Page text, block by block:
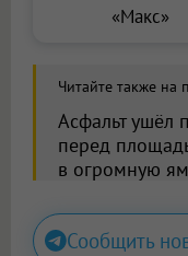
«Макс»
Читайте также на
Асфальт ушёл
перед
в огромную
Сообщить